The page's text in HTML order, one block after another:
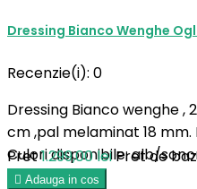
Dressing Bianco Wenghe
Recenzie(i): 0
Dressing Bianco wenghe ,
cm ,pal melaminat 18
Culori disponibile: alb/
Pret1.299,00 leiPret de
 Adauga in cos